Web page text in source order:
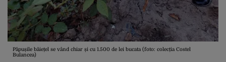
Păpușile băiețel se vând chiar și cu 1.500 de lei bucata (foto: colecția Costel
Bulancea)